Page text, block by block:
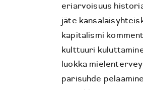
eriarvoisuus
jäte
kapitalismi
kulttuuri
luokka
parisuhde